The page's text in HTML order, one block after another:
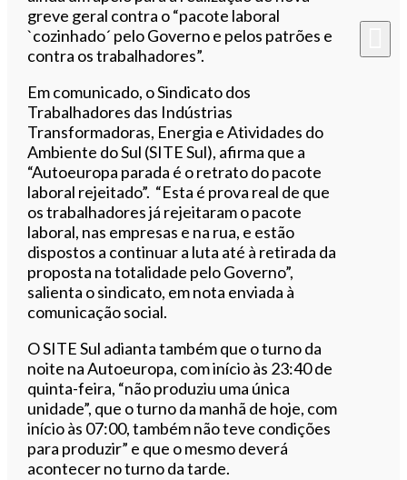
greve geral contra o “pacote laboral
`cozinhado´ pelo Governo e pelos patrões e
contra os trabalhadores”.
Em comunicado, o Sindicato dos
Trabalhadores das Indústrias
Transformadoras, Energia e Atividades do
Ambiente do Sul (SITE Sul), afirma que a
“Autoeuropa parada é o retrato do pacote
laboral rejeitado”. “Esta é prova real de que
os trabalhadores já rejeitaram o pacote
laboral, nas empresas e na rua, e estão
dispostos a continuar a luta até à retirada da
proposta na totalidade pelo Governo”,
salienta o sindicato, em nota enviada à
comunicação social.
O SITE Sul adianta também que o turno da
noite na Autoeuropa, com início às 23:40 de
quinta-feira, “não produziu uma única
unidade”, que o turno da manhã de hoje, com
início às 07:00, também não teve condições
para produzir” e que o mesmo deverá
acontecer no turno da tarde.